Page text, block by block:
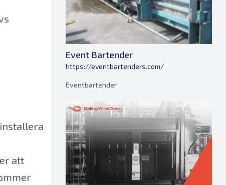
att
Event Bartender
https://eventbartenders.com/
Eventbartender